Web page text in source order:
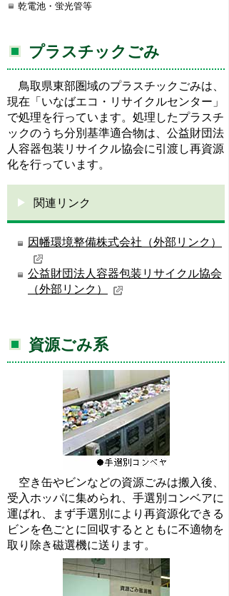
乾電池・蛍光管等
プラスチックごみ
鳥取県東部圏域のプラスチックごみは、
現在「いなばエコ・リサイクルセンター」
で処理を行っています。処理したプラスチ
ックのうち分別基準適合物は、公益財団法
人容器包装リサイクル協会に引渡し再資源
化を行っています。
関連リンク
因幡環境整備株式会社（外部リンク）
公益財団法人容器包装リサイクル協会
（外部リンク）
資源ごみ系
空き缶やビンなどの資源ごみは搬入後、
受入ホッパに集められ、手選別コンベアに
運ばれ、まず手選別により再資源化できる
ビンを色ごとに回収するとともに不適物を
取り除き磁選機に送ります。